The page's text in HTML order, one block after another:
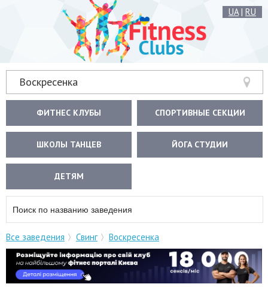
UA| RU
Воскресенка
ФИТНЕС КЛУБЫ СПОРТИВНЫЕ СЕКЦИИ
ШКОЛЫ ТАНЦЕВ ЙОГА СТУДИИ
ДЕТЯМ
Все заведения Свинг Воскресенка